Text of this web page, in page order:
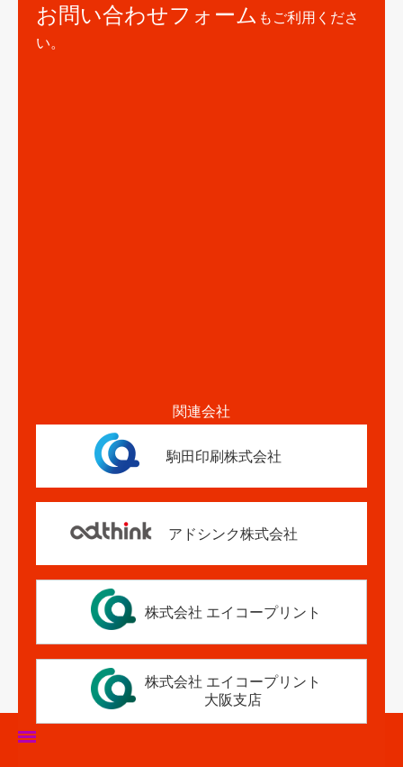
お問い合わせフォーム もご利用くださ
い。
関連会社
駒田印刷株式会社
アドシンク株式会社
株式会社 エイコープリント
株式会社 エイコープリント
大阪支店